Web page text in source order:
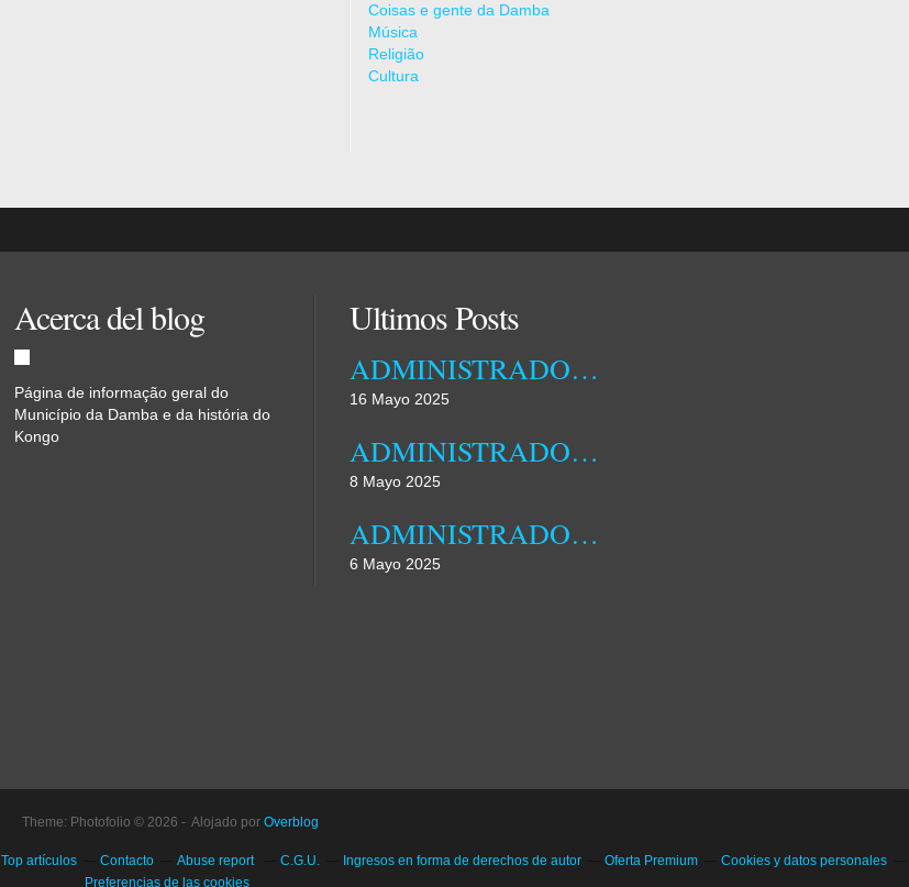
Coisas e gente da Damba
Música
Religião
Cultura
Acerca del blog
Página de informação geral do
Município da Damba e da história do
Kongo
Ultimos Posts
ADMINISTRADORA MUNICIPAL DA DAMBA RECEBEU ONTEM TÉCNICOS DA EMPRESA OSSIYETO
16 Mayo 2025
ADMINISTRADORA MUNICIPAL DA DAMBA REALIZOU HOJE JORNADA DE CAMPO
8 Mayo 2025
ADMINISTRADORA MUNICIPAL DA DAMBA DESTACA FAMÍLIA COMO NÚCLEO FUNDAMENTAL DA SOCIEDADE
6 Mayo 2025
Theme: Photofolio © 2026 - Alojado por Overblog
Top artículos Contacto Abuse report C.G.U. Ingresos en forma de derechos de autor Oferta Premium
Cookies y datos personales
Preferencias de las cookies